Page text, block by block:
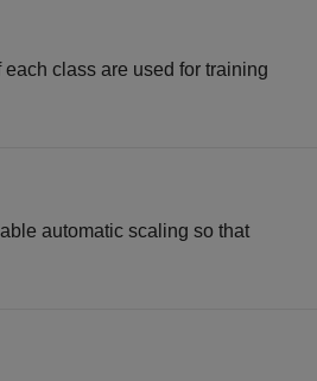
class are used for training
automatic scaling so that